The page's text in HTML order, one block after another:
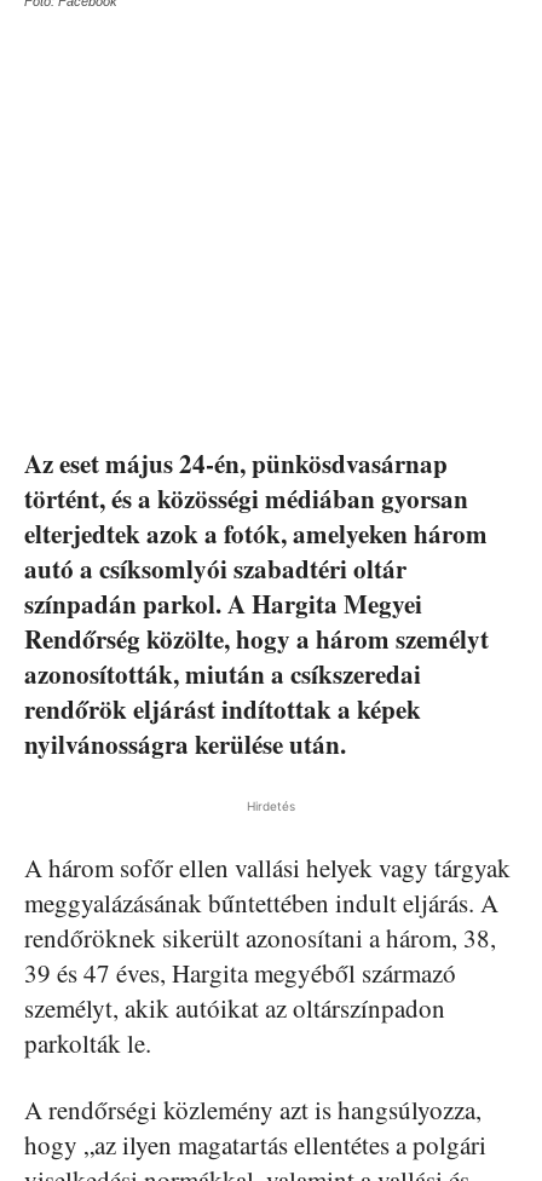
Az eset május 24-én, pünkösdvasárnap
történt, és a közösségi médiában gyorsan
elterjedtek azok a fotók, amelyeken három
autó a csíksomlyói szabadtéri oltár
színpadán parkol. A Hargita Megyei
Rendőrség közölte, hogy a három személyt
azonosították, miután a csíkszeredai
rendőrök eljárást indítottak a képek
nyilvánosságra kerülése után.
Hirdetés
A három sofőr ellen vallási helyek vagy tárgyak
meggyalázásának bűntettében indult eljárás. A
rendőröknek sikerült azonosítani a három, 38,
39 és 47 éves, Hargita megyéből származó
személyt, akik autóikat az oltárszínpadon
parkolták le.
A rendőrségi közlemény azt is hangsúlyozza,
hogy „az ilyen magatartás ellentétes a polgári